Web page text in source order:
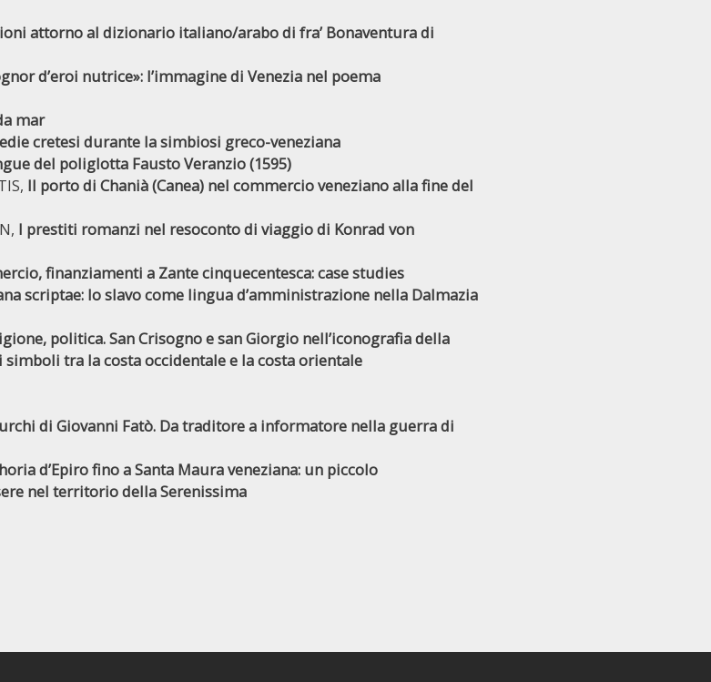
attorno al dizionario italiano/arabo di fra’ Bonaventura di
d’eroi nutrice»: l’immagine di Venezia nel poema
mar
cretesi durante la simbiosi greco-veneziana
del poliglotta Fausto Veranzio (1595)
Il porto di Chanià (Canea) nel commercio veneziano alla fine del
I prestiti romanzi nel resoconto di viaggio di Konrad von
finanziamenti a Zante cinquecentesca: case studies
scriptae: lo slavo come lingua d’amministrazione nella Dalmazia
politica. San Crisogno e san Giorgio nell’iconografia della
simboli tra la costa occidentale e la costa orientale
di Giovanni Fatò. Da traditore a informatore nella guerra di
d’Epiro fino a Santa Maura veneziana: un piccolo
nel territorio della Serenissima